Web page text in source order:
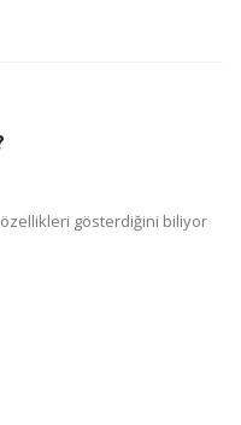
gösterdiğini biliyor